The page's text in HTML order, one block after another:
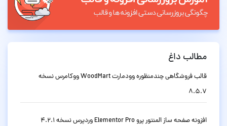
مطالب داغ
قالب فروشگاهی چندمنظوره وودمارت WoodMart ووکامرس نسخه
8.5.7
افزونه صفحه ساز المنتور پرو Elementor Pro وردپرس نسخه 4.2.1